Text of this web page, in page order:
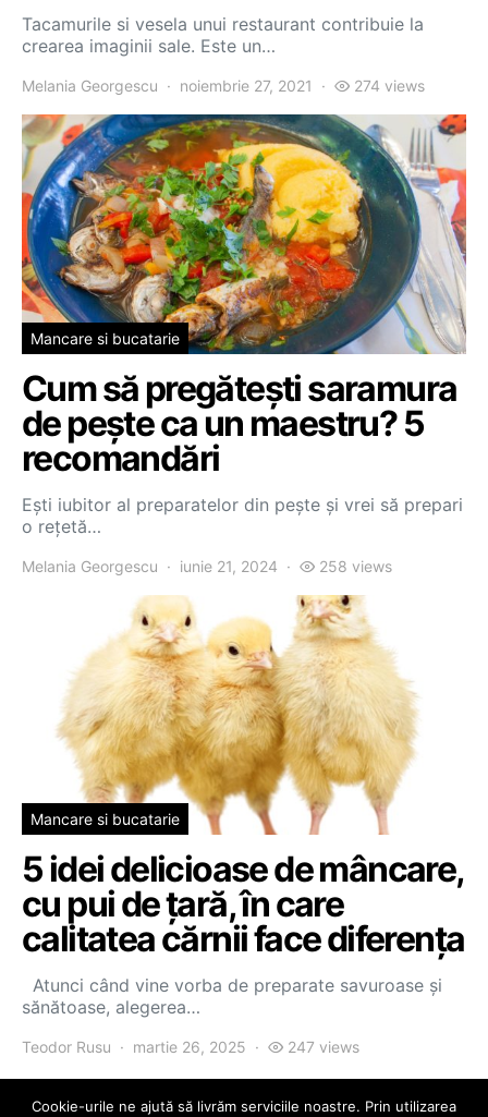
Tacamurile si vesela unui restaurant contribuie la
crearea imaginii sale. Este un…
Melania Georgescu noiembrie 27, 2021 274 views
Mancare si bucatarie
Cum să pregătești saramura
de pește ca un maestru? 5
recomandări
Ești iubitor al preparatelor din pește și vrei să prepari
o rețetă…
Melania Georgescu iunie 21, 2024 258 views
Mancare si bucatarie
5 idei delicioase de mâncare,
cu pui de țară, în care
calitatea cărnii face diferența
Atunci când vine vorba de preparate savuroase și
sănătoase, alegerea…
Teodor Rusu martie 26, 2025 247 views
Cookie-urile ne ajută să livrăm serviciile noastre. Prin utilizarea